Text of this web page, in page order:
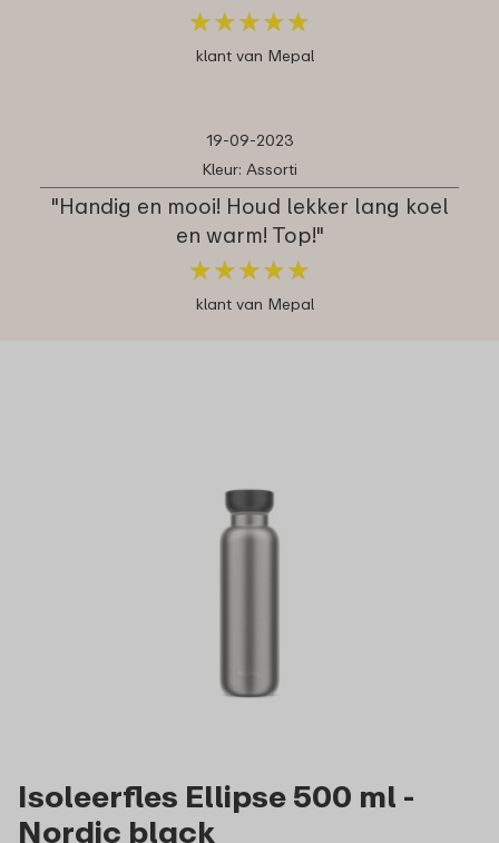
★★★★★
★★★★★
klant van Mepal
19-09-2023
Kleur: Assorti
"Handig en mooi! Houd lekker lang koel
en warm! Top!"
★★★★★
★★★★★
klant van Mepal
Isoleerfles Ellipse 500 ml -
Nordic black